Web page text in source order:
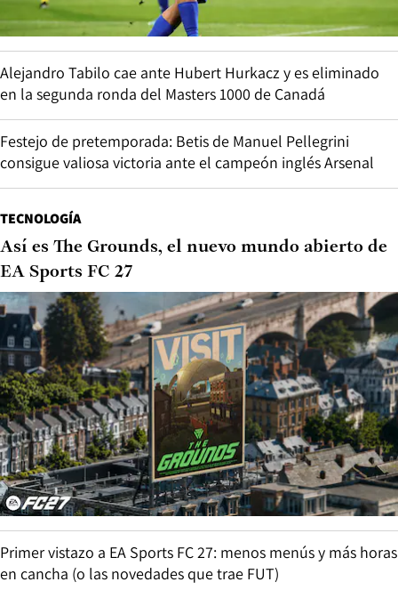
Alejandro Tabilo cae ante Hubert Hurkacz y es eliminado
en la segunda ronda del Masters 1000 de Canadá
Festejo de pretemporada: Betis de Manuel Pellegrini
consigue valiosa victoria ante el campeón inglés Arsenal
TECNOLOGÍA
Así es The Grounds, el nuevo mundo abierto de
EA Sports FC 27
Primer vistazo a EA Sports FC 27: menos menús y más horas
en cancha (o las novedades que trae FUT)